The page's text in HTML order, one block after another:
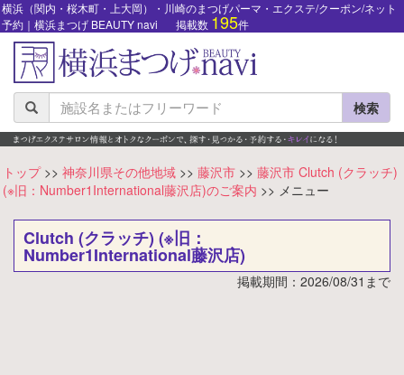
横浜（関内・桜木町・上大岡）・川崎のまつげパーマ・エクステ/クーポン/ネット
予約｜横浜まつげ BEAUTY navi
掲載数 195件
検索
トップ>> 神奈川県その他地域 >> 藤沢市 >> 藤沢市 Clutch (クラッチ)
(※旧：Number1International藤沢店)のご案内 >> メニュー
Clutch (クラッチ) (※旧：
Number1International藤沢店)
掲載期間：2026/08/31まで